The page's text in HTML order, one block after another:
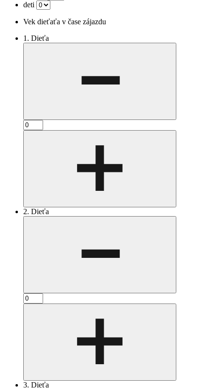
deti
Vek dieťaťa v čase zájazdu
1. Dieťa
2. Dieťa
3. Dieťa